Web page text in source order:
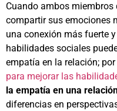
Cuando ambos miembros
compartir sus emociones
una conexión más fuerte
habilidades sociales
empatía en la relación;
para mejorar las
la empatía en una
diferencias en